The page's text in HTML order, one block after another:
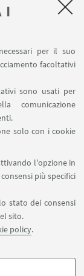
I
per il suo
facoltativi
sono usati per
comunicazione
solo con i cookie
l'opzione in
più specifici
stato dei consensi
sito.
policy.